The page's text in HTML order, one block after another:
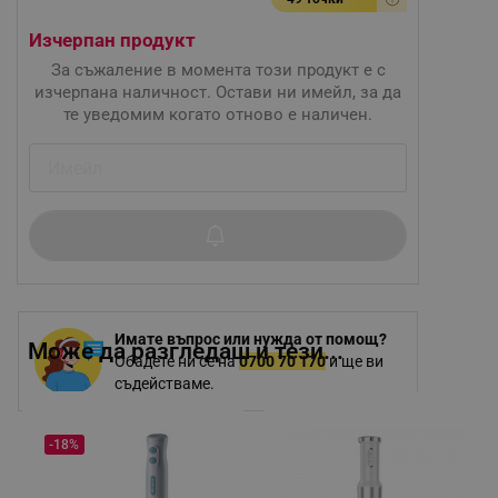
Имате въпрос или нужда от помощ?
Обадете ни се на0700 70 170и ще ви
съдействаме.
Изчерпан продукт
За съжаление в момента този продукт е с
изчерпана наличност. Остави ни имейл, за да
те уведомим когато отново е наличен.
Може да разгледаш и тези...
-18%